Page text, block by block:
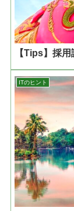
【Tips】採
ITのヒント